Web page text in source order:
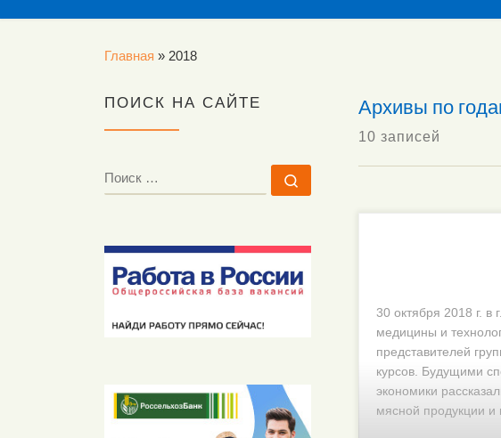
Главная » 2018
Архивы по
10 записей
30 октября 2018 г. в
медицины и
представителей
курсов. Будущими
экономики
мясной продукции и
ПОИСК НА САЙТЕ
ПОИСК